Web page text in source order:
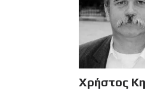
Χρήστος